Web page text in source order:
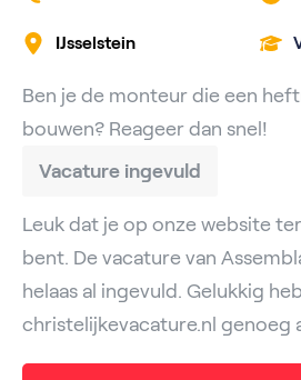
IJsselstein
Ben je de monteur die een
bouwen? Reageer dan snel!
Vacature ingevuld
Leuk dat je op onze website
bent. De vacature van
helaas al ingevuld. Gelukkig
christelijkevacature.nl genoeg